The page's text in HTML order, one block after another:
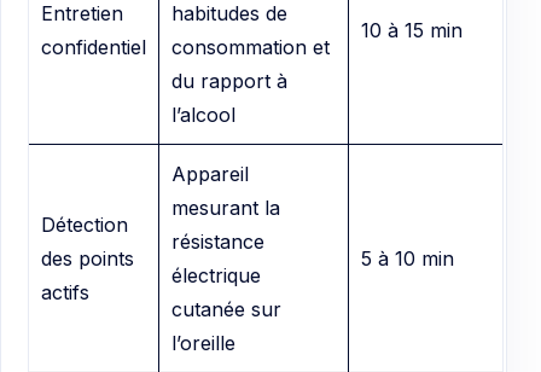
Entretien
confidentiel
habitudes de
consommation et
du rapport à
l’alcool
10 à 15 min
Détection
des points
actifs
Appareil
mesurant la
résistance
électrique
cutanée sur
l’oreille
5 à 10 min